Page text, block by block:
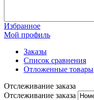
Избранное
Мой профиль
Заказы
Список сравнения
Отложенные товары
Отслеживание заказа
Отслеживание заказа